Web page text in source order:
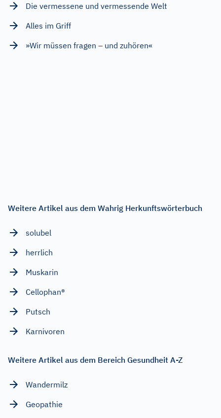
Die vermessene und vermessende Welt
Alles im Griff
»Wir müssen fragen – und zuhören«
Weitere Artikel aus dem Wahrig Herkunftswörterbuch
solubel
herrlich
Muskarin
Cellophan®
Putsch
Karnivoren
Weitere Artikel aus dem Bereich Gesundheit A-Z
Wandermilz
Geopathie